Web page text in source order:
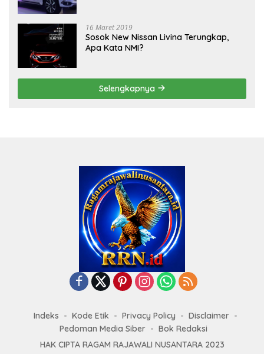
16 Maret 2019
Sosok New Nissan Livina Terungkap,
Apa Kata NMI?
Selengkapnya
Indeks Kode Etik Privacy Policy
Disclaimer
Pedoman Media Siber
Bok Redaksi
HAK CIPTA RAGAM RAJAWALI NUSANTARA 2023